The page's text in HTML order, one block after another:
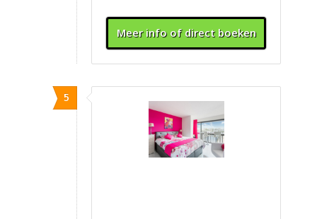
Meer info of direct boeken
5